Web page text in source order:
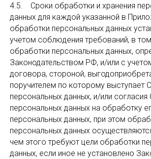
4.5. Сроки обработки и хранения
данных для каждой указанной в
обработки персональных данных
учетом соблюдения требований, в
обработки персональных данных,
Законодательством РФ, и/или с
договора, стороной,
поручителем по которому выступает
персональных данных, и/или
персональных данных на обработку
персональных данных, при этом
персональных данных
чем этого требуют цели обработки
данных, если иное не установлено